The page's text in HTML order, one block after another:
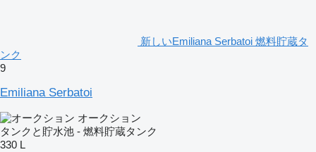
新しいEmiliana Serbatoi 燃料貯蔵タ
ンク
9
Emiliana Serbatoi
オークション
タンクと貯水池 - 燃料貯蔵タンク
330 L